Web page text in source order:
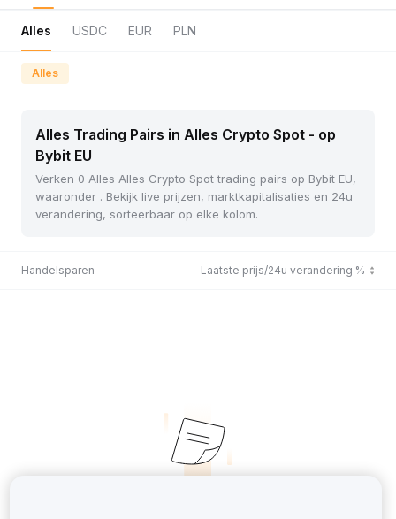
Alles USDC EUR PLN
Alles
Alles Trading Pairs in Alles Crypto Spot - op
Bybit EU
Verken 0 Alles Alles Crypto Spot trading pairs op Bybit EU,
waaronder . Bekijk live prijzen, marktkapitalisaties en 24u
verandering, sorteerbaar op elke kolom.
Handelsparen Laatste prijs/24u verandering %